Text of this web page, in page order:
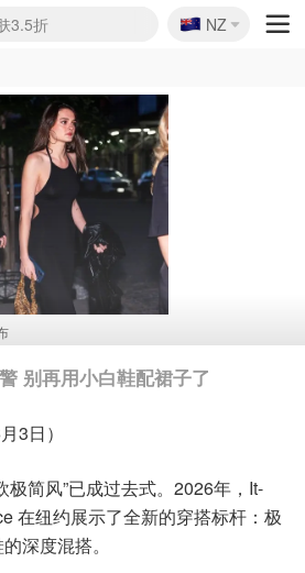
上新
3.5折
折
价汇总
9折
市实拍
捡漏
1折起
折起
折护肤1折
总送$50
物
折
奢地板价
6折
2折
销
物
肤沐浴露
霜$29
门票6折
送香薰
折
历$525
3折
$16
£56
4折
6折起
2.7折
9折
容仪$881
Live
机$649
$24
折
折
折
4折
折
德次日达
8折
🇳🇿
NZ
别再用小白鞋配裙子了
3日）
极简风”已成过去式。2026年，It-
在纽约展示了全新的穿搭标杆：极
深度混搭。